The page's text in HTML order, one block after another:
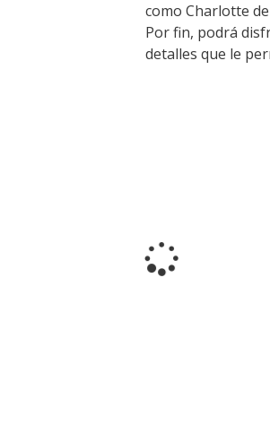
Visitas y Museos
artistas y artesanos
como Charlotte
Por fin, podrá
detalles que le